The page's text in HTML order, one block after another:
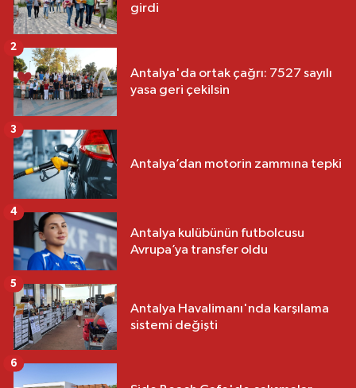
girdi
Antalya'da ortak çağrı: 7527 sayılı
yasa geri çekilsin
2
Antalya’dan motorin zammına tepki
3
Antalya kulübünün futbolcusu
Avrupa’ya transfer oldu
4
Antalya Havalimanı'nda karşılama
sistemi değişti
5
6